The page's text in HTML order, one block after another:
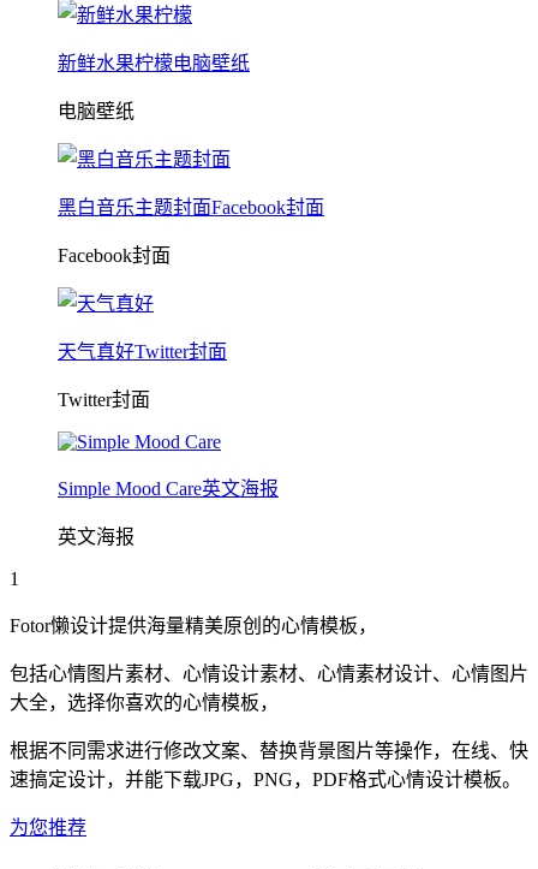
新鲜水果柠檬电脑壁纸
电脑壁纸
黑白音乐主题封面Facebook封面
Facebook封面
天气真好Twitter封面
Twitter封面
Simple Mood Care英文海报
英文海报
1
Fotor懒设计提供海量精美原创的心情模板，
包括心情图片素材、 心情设计素材、 心情素材设计、 心情图片
大全，选择你喜欢的心情模板，
根据不同需求进行修改文案、替换背景图片等操作，在线、快
速搞定设计，并能下载JPG，PNG，PDF格式心情设计模板。
为您推荐